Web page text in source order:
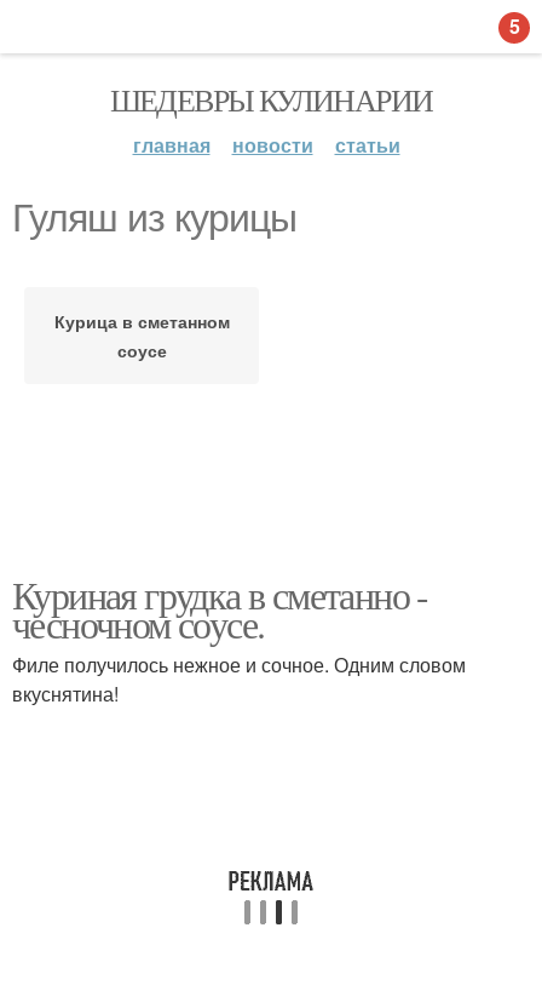
ШЕДЕВРЫ КУЛИНАРИИ
главная новости статьи
Гуляш из курицы
Курица в сметанном
соусе
Куриная грудка в сметанно -
чесночном соусе.
Филе получилось нежное и сочное. Одним словом
вкуснятина!
5